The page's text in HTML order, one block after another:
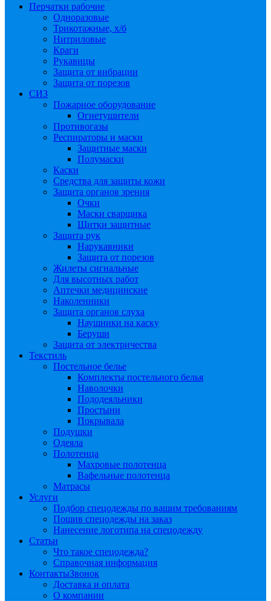
Перчатки рабочие
Одноразовые
Трикотажные, х/б
Нитриловые
Краги
Рукавицы
Защита от вибрации
Защита от порезов
СИЗ
Пожарное оборудование
Огнетушители
Противогазы
Респираторы и маски
Защитные маски
Полумаски
Каски
Средства для защиты кожи
Защита органов зрения
Очки
Маски сварщика
Щитки защитные
Защита рук
Нарукавники
Защита от порезов
Жилеты сигнальные
Для высотных работ
Аптечки медицинские
Наколенники
Защита органов слуха
Наушники на каску
Беруши
Защита от электричества
Текстиль
Постельное белье
Комплекты постельного белья
Наволочки
Пододеяльники
Простыни
Покрывала
Подушки
Одеяла
Полотенца
Махровые полотенца
Вафельные полотенца
Матрасы
Услуги
Подбор спецодежды по вашим требованиям
Пошив спецодежды на заказ
Нанесение логотипа на спецодежду
Статьи
Что такое спецодежда?
Справочная информация
КонтактыЗвонок
Доставка и оплата
О компании